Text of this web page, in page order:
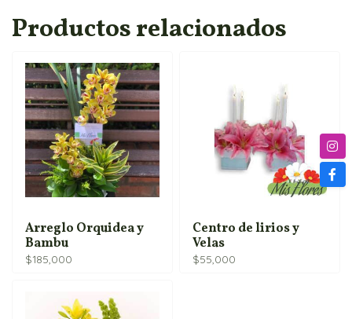
Productos relacionados
Arreglo Orquidea y
Bambu
$185,000
Centro de lirios y
Velas
$55,000